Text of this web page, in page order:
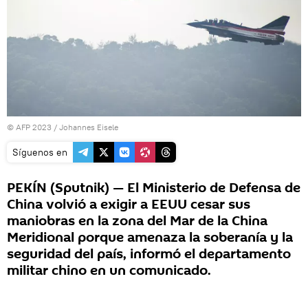
© AFP 2023 / Johannes Eisele
Síguenos en
PEKÍN (Sputnik) — El Ministerio de Defensa de
China volvió a exigir a EEUU cesar sus
maniobras en la zona del Mar de la China
Meridional porque amenaza la soberanía y la
seguridad del país, informó el departamento
militar chino en un comunicado.